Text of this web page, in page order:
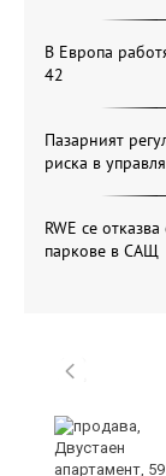
В Европа
42
Пазарният
риска в
RWE се
паркове в САЩ